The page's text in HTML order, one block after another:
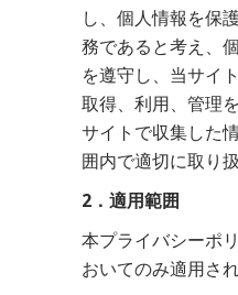
し、個人情報を保
務であると考え、
を遵守し、当サイ
取得、利用、管理
サイトで収集した
囲内で適切に取り扱
2．適用範囲
本プライバシーポ
おいてのみ適用され